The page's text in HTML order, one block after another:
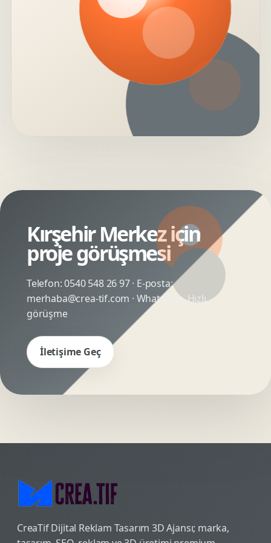
Kırşehir Merkez için
proje görüşmesi
Telefon:0540 548 26 97· E-posta:
merhaba@crea-tif.com · WhatsApp:Hızlı
görüşme
İletişime Geç
CreaTif Dijital Reklam Tasarım 3D Ajansı; marka,